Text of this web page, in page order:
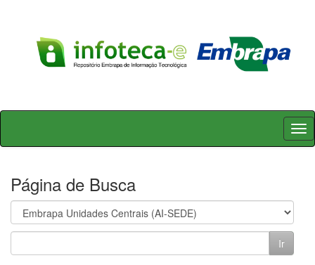
Skip
Página de Busca